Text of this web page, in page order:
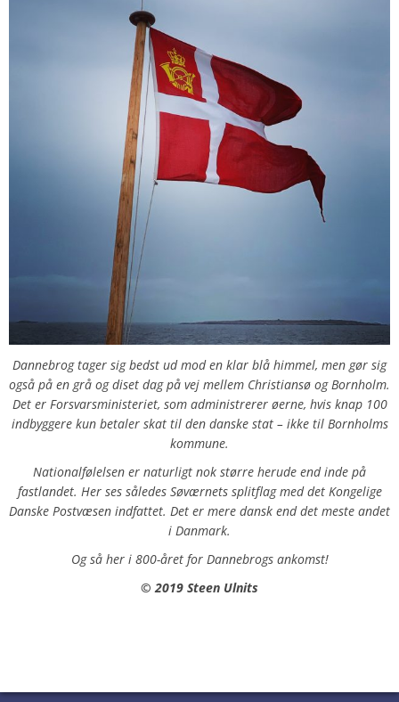
Dannebrog tager sig bedst ud mod en klar blå himmel, men gør sig
også på en grå og diset dag på vej mellem Christiansø og Bornholm.
Det er Forsvarsministeriet, som administrerer øerne, hvis knap 100
indbyggere kun betaler skat til den danske stat – ikke til Bornholms
kommune.
Nationalfølelsen er naturligt nok større herude end inde på
fastlandet. Her ses således Søværnets splitflag med det Kongelige
Danske Postvæsen indfattet. Det er mere dansk end det meste andet
i Danmark.
Og så her i 800-året for Dannebrogs ankomst!
© 2019 Steen Ulnits